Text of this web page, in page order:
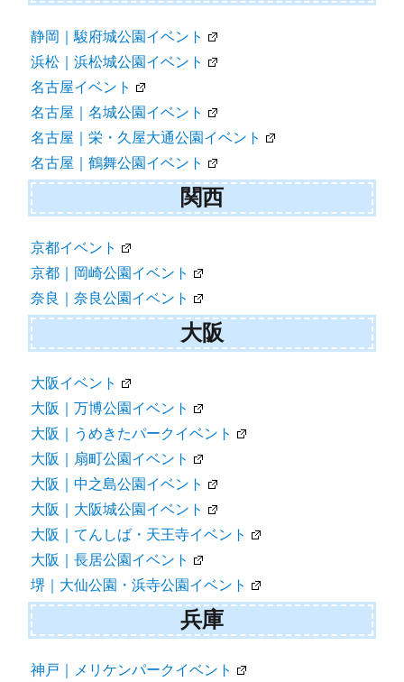
静岡｜駿府城公園イベント
浜松｜浜松城公園イベント
名古屋イベント
名古屋｜名城公園イベント
名古屋｜栄・久屋大通公園イベント
名古屋｜鶴舞公園イベント
関西
京都イベント
京都｜岡崎公園イベント
奈良｜奈良公園イベント
大阪
大阪イベント
大阪｜万博公園イベント
大阪｜うめきたパークイベント
大阪｜扇町公園イベント
大阪｜中之島公園イベント
大阪｜大阪城公園イベント
大阪｜てんしば・天王寺イベント
大阪｜長居公園イベント
堺｜大仙公園・浜寺公園イベント
兵庫
神戸｜メリケンパークイベント